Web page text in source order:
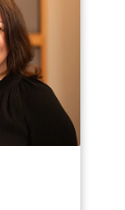
wir an
Seine
genug.